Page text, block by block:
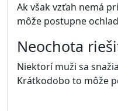
Ak však vzťah nemá
môže postupne
Neochota
Niektorí muži sa
Krátkodobo to môže